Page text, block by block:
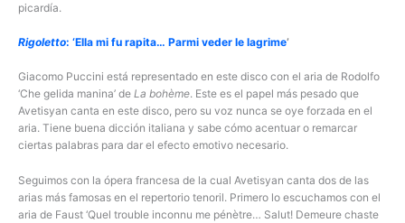
picardía.
Rigoletto: ‘Ella mi fu rapita… Parmi veder le lagrime’
Giacomo Puccini está representado en este disco con el aria de Rodolfo
‘Che gelida manina’ de La bohème. Este es el papel más pesado que
Avetisyan canta en este disco, pero su voz nunca se oye forzada en el
aria. Tiene buena dicción italiana y sabe cómo acentuar o remarcar
ciertas palabras para dar el efecto emotivo necesario.
Seguimos con la ópera francesa de la cual Avetisyan canta dos de las
arias más famosas en el repertorio tenoril. Primero lo escuchamos con el
aria de Faust ‘Quel trouble inconnu me pénètre… Salut! Demeure chaste